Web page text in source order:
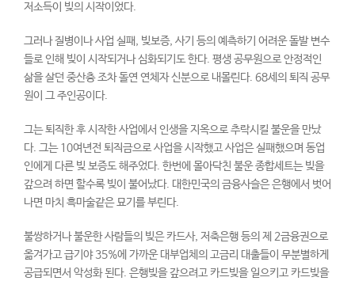
저소득이 빚의 시작이었다.
그러나 질병이나 사업 실패, 빚보증, 사기 등의 예측하기 어려운 돌발 변수
들로 인해 빚이 시작되거나 심화되기도 한다. 평생 공무원으로 안정적인
삶을 살던 중산층 조차 돌연 연체자 신분으로 내몰린다. 68세의 퇴직 공무
원이 그 주인공이다.
그는 퇴직한 후 시작한 사업에서 인생을 지옥으로 추락시킬 불운을 만났
다. 그는 10여년전 퇴직금으로 사업을 시작했고 사업은 실패했으며 동업
인에게 다른 빚 보증도 해주었다. 한번에 몰아닥친 불운 종합세트는 빚을
갚으려 하면 할수록 빚이 불어났다. 대한민국의 금융사슬은 은행에서 벗어
나면 마치 흑마술같은 묘기를 부린다.
불쌍하거나 불운한 사람들의 빚은 카드사, 저축은행 등의 제 2금융권으로
옮겨가고 급기야 35%에 가까운 대부업체의 고금리 대출들이 무분별하게
공급되면서 악성화 된다. 은행빚을 갚으려고 카드빚을 일으키고 카드빚을